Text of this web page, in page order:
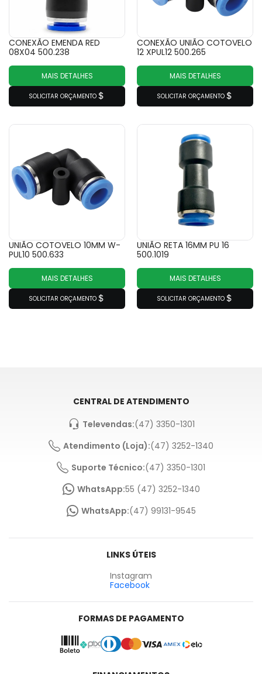
CONEXÃO EMENDA RED
08X04 500.238
MAIS DETALHES
SOLICITAR ORÇAMENTO
CONEXÃO UNIÃO COTOVELO
12 XPUL12 500.265
MAIS DETALHES
SOLICITAR ORÇAMENTO
UNIÃO COTOVELO 10MM W-
PUL10 500.633
MAIS DETALHES
SOLICITAR ORÇAMENTO
UNIÃO RETA 16MM PU 16
500.1019
MAIS DETALHES
SOLICITAR ORÇAMENTO
CENTRAL DE ATENDIMENTO
Televendas:(47) 3350-1301
Atendimento (Loja):(47) 3252-1340
Suporte Técnico:(47) 3350-1301
WhatsApp:55 (47) 3252-1340
WhatsApp:(47) 99131-9545
LINKS ÚTEIS
Instagram
Facebook
FORMAS DE PAGAMENTO